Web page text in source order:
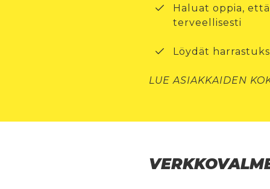
Haluat oppia,
terveellisesti
Löydät
LUE ASIAKKAIDEN